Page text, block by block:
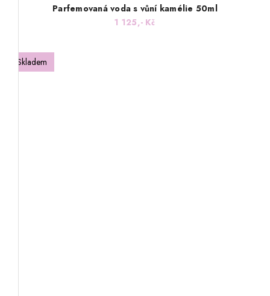
Parfemovaná voda s vůní kamélie 50ml
1 125,- Kč
Skladem